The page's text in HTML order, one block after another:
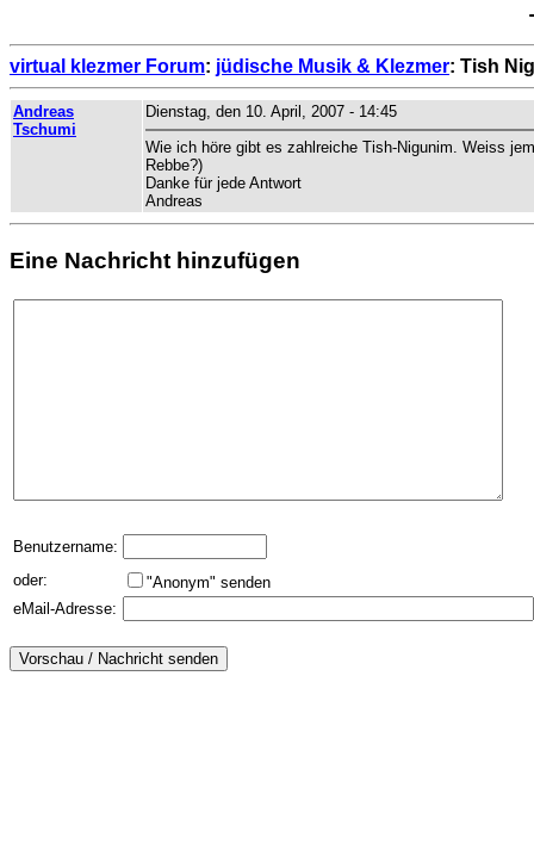
virtual klezmer Forum: jüdische Musik & Klezmer: Tish
Andreas
Tschumi
Dienstag, den 10. April, 2007 - 14:45
Wie ich höre gibt es zahlreiche Tish-Nigunim. Weiss
Rebbe?)
Danke für jede Antwort
Andreas
Eine Nachricht hinzufügen
Benutzername:
oder:
"Anonym" senden
eMail-Adresse: